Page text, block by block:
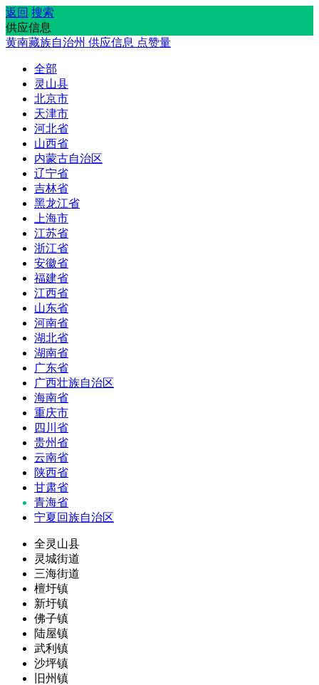
返回 搜索
供应信息
黄南藏族自治州 供应信息 点赞量
全部
灵山县
北京市
天津市
河北省
山西省
内蒙古自治区
辽宁省
吉林省
黑龙江省
上海市
江苏省
浙江省
安徽省
福建省
江西省
山东省
河南省
湖北省
湖南省
广东省
广西壮族自治区
海南省
重庆市
四川省
贵州省
云南省
陕西省
甘肃省
青海省
宁夏回族自治区
全灵山县
灵城街道
三海街道
檀圩镇
新圩镇
佛子镇
陆屋镇
武利镇
沙坪镇
旧州镇